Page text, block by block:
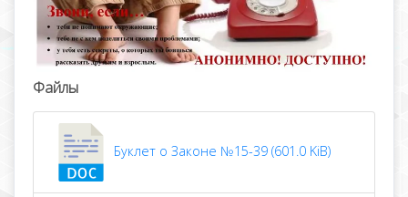
Файлы
Буклет о Законе №15-39 (601.0 KiB)